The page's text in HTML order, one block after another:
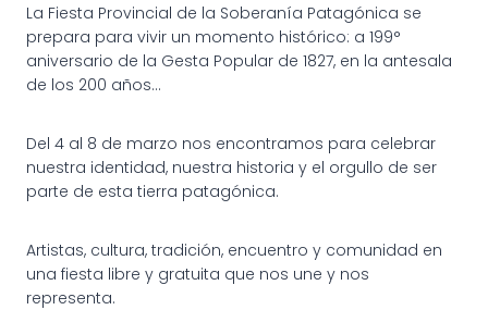
La Fiesta Provincial de la Soberanía Patagónica se
prepara para vivir un momento histórico: a 199°
aniversario de la Gesta Popular de 1827, en la antesala
de los 200 años…
Del 4 al 8 de marzo nos encontramos para celebrar
nuestra identidad, nuestra historia y el orgullo de ser
parte de esta tierra patagónica.
Artistas, cultura, tradición, encuentro y comunidad en
una fiesta libre y gratuita que nos une y nos
representa.